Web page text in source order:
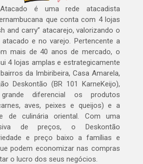
é uma rede atacadista
que conta com 4 lojas
and carry” atacarejo, valorizando o
e no varejo. Pertencente a
mais de 40 anos de mercado, o
4 lojas amplas e estrategicamente
da Imbiribeira, Casa Amarela,
Deskontão (BR 101 KarneKeijo),
diferencial os produtos
aves, peixes e queijos) e a
de culinária oriental. Com uma
de preços, o Deskontão
e preço baixo a famílias e
podem economizar nas compras
o lucro dos seus negócios.